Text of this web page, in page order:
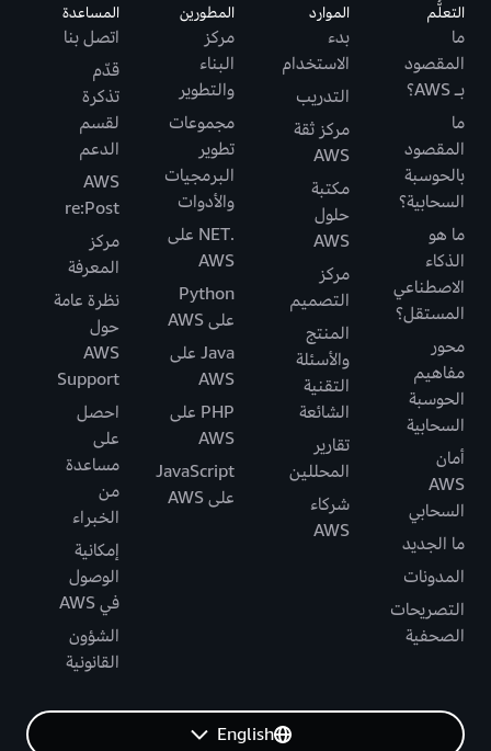
التعلُّم
ما
المقصود
بـ AWS؟
ما
المقصود
بالحوسبة
السحابية؟
ما هو
الذكاء
الاصطناعي
المستقل؟
محور
مفاهيم
الحوسبة
السحابية
أمان
AWS
السحابي
ما الجديد
المدونات
التصريحات
الصحفية
الموارد
بدء
الاستخدام
التدريب
مركز ثقة
AWS
مكتبة
حلول
AWS
مركز
التصميم
المنتج
والأسئلة
التقنية
الشائعة
تقارير
المحللين
شركاء
AWS
المطورين
مركز
البناء
والتطوير
مجموعات
تطوير
البرمجيات
والأدوات
.NET على
AWS
Python
على AWS
Java على
AWS
PHP على
AWS
JavaScript
على AWS
المساعدة
اتصل بنا
قدّم
تذكرة
لقسم
الدعم
AWS
re:Post
مركز
المعرفة
نظرة عامة
حول
AWS
Support
احصل
على
مساعدة
من
الخبراء
إمكانية
الوصول
في AWS
الشؤون
القانونية
English